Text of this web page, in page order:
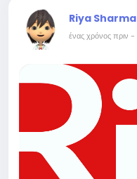
Riya Sharma
ένας χρόνος πριν -